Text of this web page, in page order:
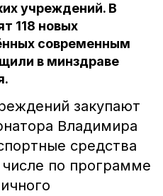
учреждений. В
118 новых
современным
в минздраве
закупают
Владимира
средства
по программе